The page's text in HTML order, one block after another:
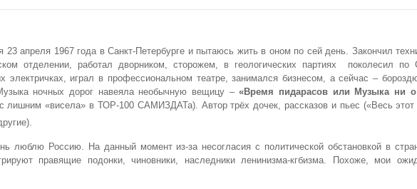
23 апреля 1967 года в Санкт-Петербурге и пытаюсь жить в оном по сей день. Закончил
отделении, работал дворником, сторожем, в геологических партиях поколесил по
электричках, играл в профессиональном театре, занимался бизнесом, а сейчас –
ночных дорог навеяла необычную вещицу –«Время пидарасов или Музыка ни
лишним «висела» в ТОР-100 САМИЗДАТа). Автор трёх дочек, рассказов и пьес («Весь этот
люблю Россию. На данный момент из-за несогласия с политической обстановкой в
правящие подонки, чиновники, наследники ленинизма-кгбизма. Похоже, мои